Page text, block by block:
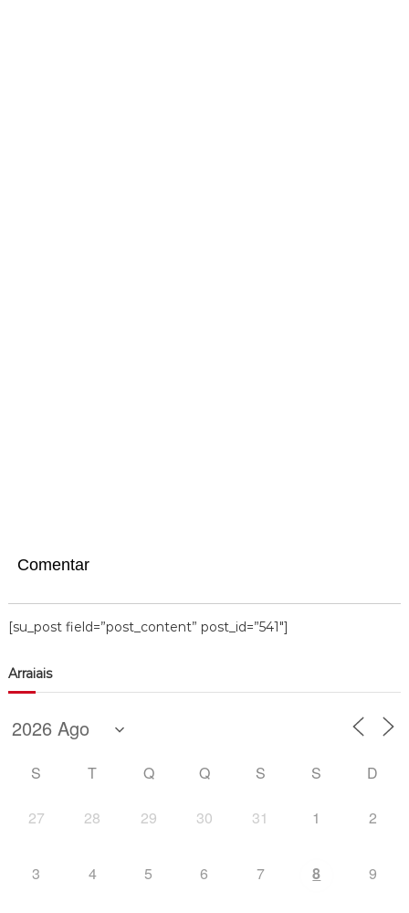
Comentar
[su_post field=”post_content” post_id=”541″]
Arraiais
S T Q Q S S D
27 28 29 30 31 1 2
3 4 5 6 7 8 9